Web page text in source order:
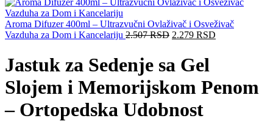
Aroma Difuzer 400ml – Ultrazvučni Ovlaživač i Osveživač
Vazduha za Dom i Kancelariju 2.507RSD 2.279 RSD
Jastuk za Sedenje sa Gel
Slojem i Memorijskom Penom
– Ortopedska Udobnost